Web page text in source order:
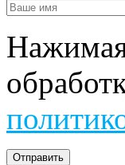
Отправить